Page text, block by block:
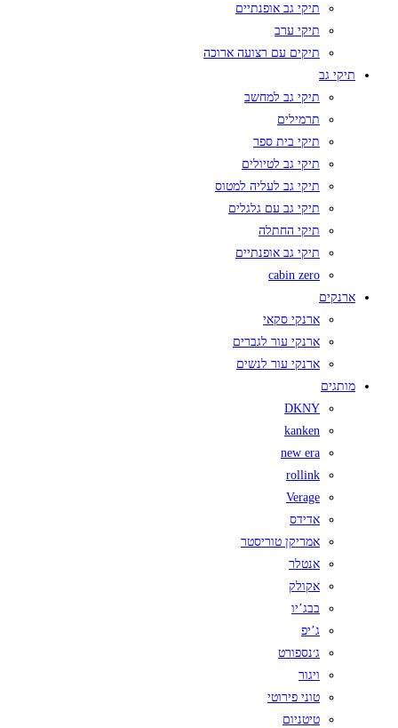
תיקי גב אופנתיים
תיקי ערב
תיקים עם רצועה ארוכה
תיקי גב
תיקי גב למחשב
תרמילים
תיקי בית ספר
תיקי גב לטיולים
תיקי גב לעליה למטוס
תיקי גב עם גלגלים
תיקי החתלה
תיקי גב אופנתיים
cabin zero
ארנקים
ארנקי סקאי
ארנקי עור לגברים
ארנקי עור לנשים
מותגים
DKNY
kanken
new era
rollink
Verage
אדידס
אמריקן טוריסטר
אנטלר
אקולק
בבג’יו
ג’יפ
ג׳נספורט
ויגור
טוני פירוטי
טיטניום